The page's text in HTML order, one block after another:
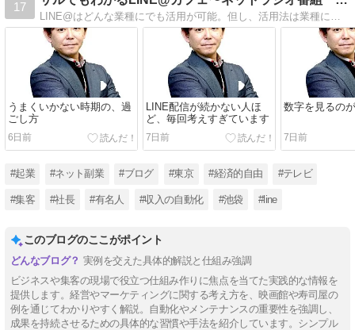
17
うまくいかない時期の、過
ごし方
6日前
LINE配信が続かない人ほ
ど、毎回考えすぎています
7日前
数字を見るの
7日前
#起業 #ネット副業 #ブログ #東京 #経済的自由 #テレビ
#集客 #社長 #有名人 #収入の自動化 #池袋 #line
このブログのここがポイント
実例を交えた具体的解説と仕組み強調
ビジネスや集客の現場で役立つ仕組み作りに焦点を当てた実践的な情報を
提供します。経営やマーケティングに関する考え方を、映画館や寿司屋の
例を通じてわかりやすく解説。自動化やメンテナンスの重要性を強調し、
成果を持続させるための具体的な習慣や手法を紹介しています。シンプル